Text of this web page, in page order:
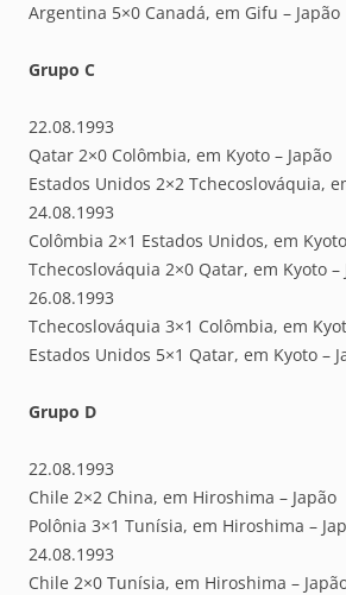
Argentina 5×0 Canadá, em Gifu – Japão
Grupo C
22.08.1993
Qatar 2×0 Colômbia, em Kyoto – Japão
Estados Unidos 2×2 Tchecoslováquia,
24.08.1993
Colômbia 2×1 Estados Unidos, em
Tchecoslováquia 2×0 Qatar, em Kyoto –
26.08.1993
Tchecoslováquia 3×1 Colômbia, em
Estados Unidos 5×1 Qatar, em Kyoto –
Grupo D
22.08.1993
Chile 2×2 China, em Hiroshima – Japão
Polônia 3×1 Tunísia, em Hiroshima –
24.08.1993
Chile 2×0 Tunísia, em Hiroshima –